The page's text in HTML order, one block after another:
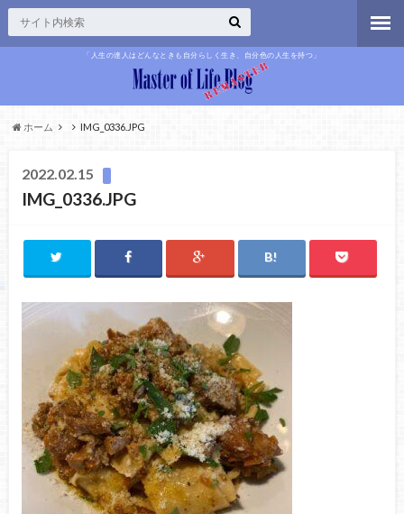
「人生の達人はどんなときも自分らしく生き、自分色の人生を持つ」
ホーム IMG_0336.JPG
2022.02.15
IMG_0336.JPG